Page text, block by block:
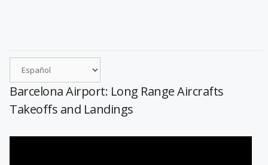
Barcelona Airport: Long Range Aircrafts
Takeoffs and Landings